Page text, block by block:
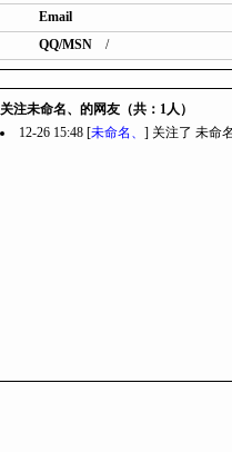
Email
QQ/MSN /
关注未命名、的网友（共：1人）
12-26 15:48 [未命名、 ] 关注了 未命名